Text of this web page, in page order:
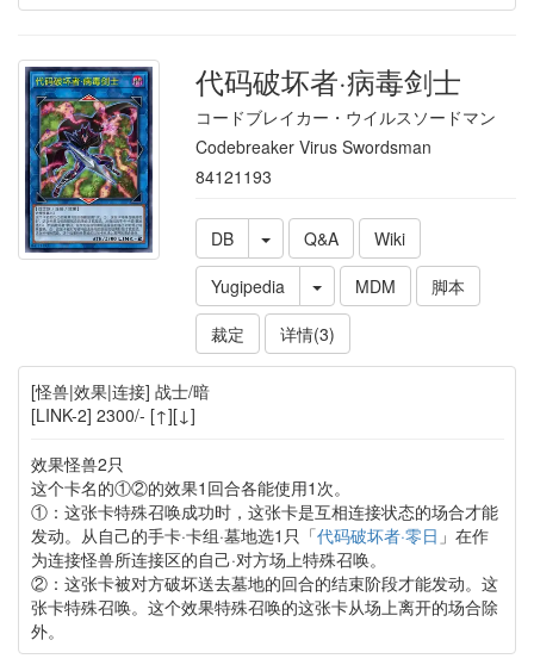
代码破坏者·病毒剑士
コードブレイカー・ウイルスソードマン
Codebreaker Virus Swordsman
84121193
DB Q&A
Wiki
Yugipedia
MDM
脚本
裁定
详情(3)
[怪兽|效果|连接] 战士/暗
[LINK-2] 2300/- [↑][↓]
效果怪兽2只
这个卡名的①②的效果1回合各能使用1次。
①：这张卡特殊召唤成功时，这张卡是互相连接状态的场合才能
发动。从自己的手卡·卡组·墓地选1只「代码破坏者·零日 」在作
为连接怪兽所连接区的自己·对方场上特殊召唤。
②：这张卡被对方破坏送去墓地的回合的结束阶段才能发动。这
张卡特殊召唤。这个效果特殊召唤的这张卡从场上离开的场合除
外。